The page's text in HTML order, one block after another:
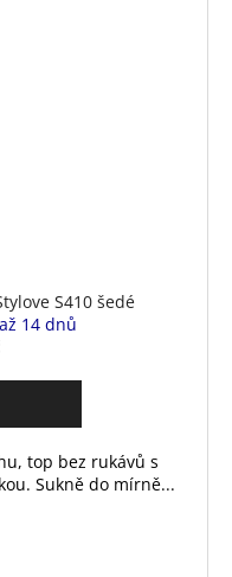
S410 šedé
14 dnů
top bez rukávů s
Sukně do mírně...